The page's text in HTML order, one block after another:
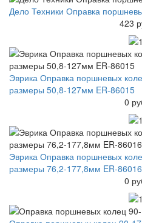
Дело Техники Оправка
423
Эврика Оправка поршневых
размеры 50,8-127мм ER-86015
0
Эврика Оправка поршневых
размеры 76,2-177,8мм ER-86016
0